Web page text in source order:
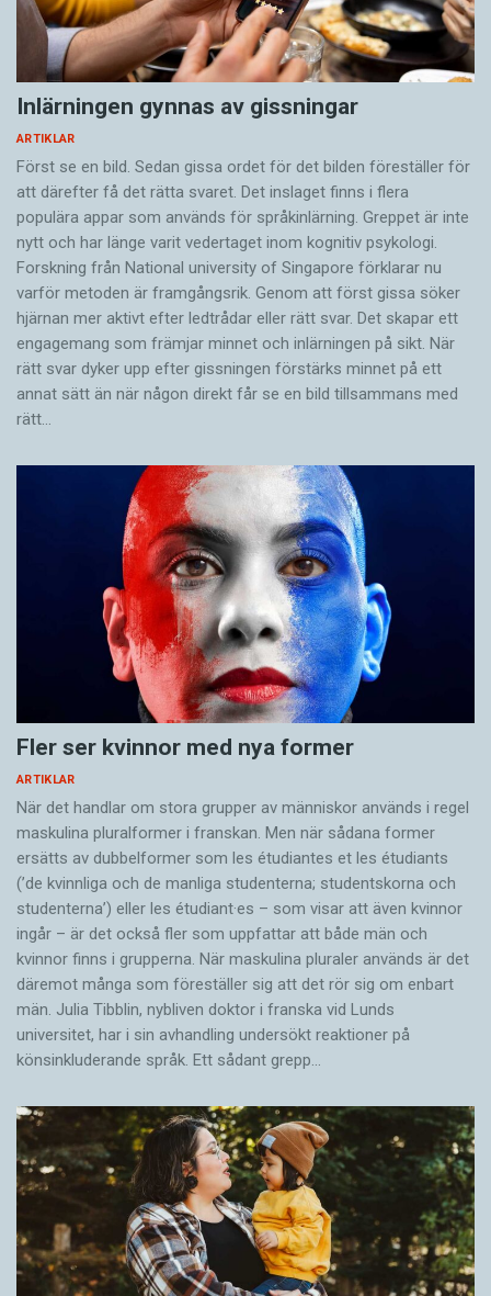
Inlärningen gynnas av gissningar
ARTIKLAR
Först se en bild. Sedan gissa ordet för det bilden föreställer för
att därefter få det rätta svaret. Det inslaget finns i flera
populära appar som används för språkinlärning. Greppet är inte
nytt och har länge varit vedertaget inom kognitiv psykologi.
Forskning från National university of Singa­pore förklarar nu
varför metoden är framgångsrik. Genom att först gissa ­söker
hjärnan mer aktivt ­efter ledtrådar eller rätt svar. Det skapar ett
engagemang som främjar minnet och inlärningen på sikt. När
rätt svar dyker upp efter gissningen förstärks minnet på ett
annat sätt än när någon direkt får se en bild tillsammans med
rätt…
Fler ser kvinnor med nya former
ARTIKLAR
När det handlar om stora grupper av människor används i regel
maskulina pluralformer i franskan. Men när sådana ­former
ersätts av dubbel­former som les étudiantes et les étudiants
(’de kvinnliga och de manliga studenterna; studentskorna och
studenterna’) eller les étudiant·es – som visar att även kvinnor
ingår – är det också fler som uppfattar att både män och
kvinnor finns i grupperna. När maskulina pluraler används är det
där­emot många som föreställer sig att det rör sig om enbart
män. Julia Tibblin, nybliven doktor i franska vid Lunds
universitet, har i sin avhandling undersökt reaktioner på
könsinkluderande språk. Ett sådant grepp…